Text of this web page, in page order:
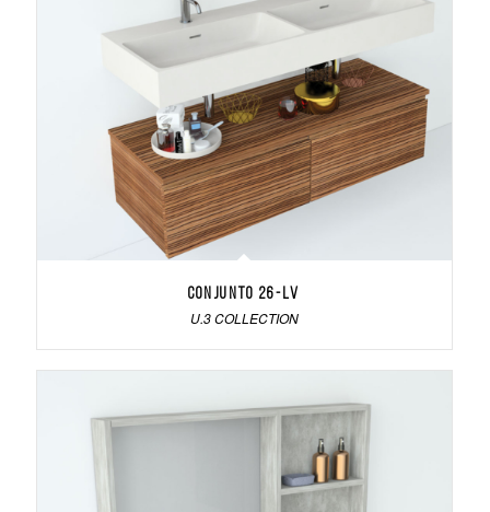
Conjunto 26-LV
U.3 COLLECTION